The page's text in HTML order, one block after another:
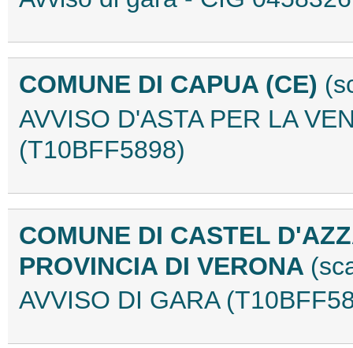
COMUNE DI CAPUA (CE)
AVVISO D'ASTA PER LA
(T10BFF5898)
COMUNE DI CASTEL
PROVINCIA DI VERONA
AVVISO DI GARA